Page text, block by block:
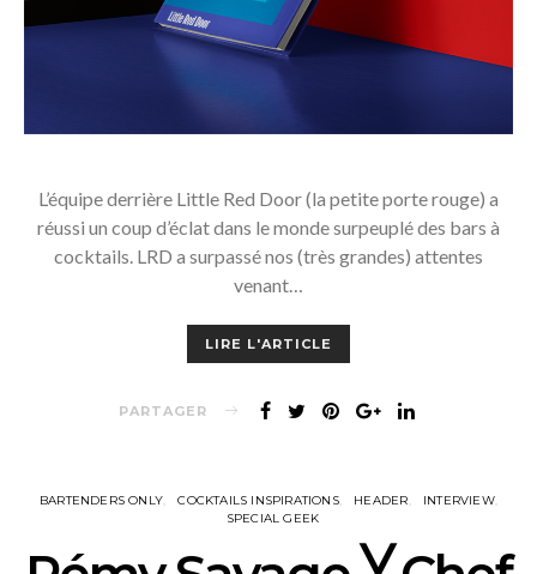
L’équipe derrière Little Red Door (la petite porte rouge) a
réussi un coup d’éclat dans le monde surpeuplé des bars à
cocktails. LRD a surpassé nos (très grandes) attentes
venant…
LIRE L'ARTICLE
PARTAGER
BARTENDERS ONLY COCKTAILS INSPIRATIONS HEADER
INTERVIEW
SPECIAL GEEK